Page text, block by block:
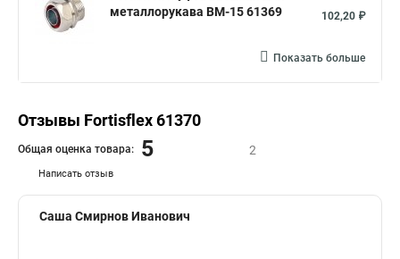
металлорукава ВМ-15 61369
102,20 ₽
Показать больше
Отзывы Fortisflex 61370
Написать отзыв
Общая оценка товара: 5 2
Саша Смирнов Иванович